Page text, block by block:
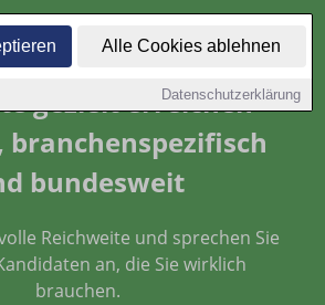
Alle Cookies ablehnen
Datenschutzerklärung
gezielt erreichen –
branchenspezifisch
bundesweit
Reichweite und sprechen Sie
an, die Sie wirklich
brauchen.